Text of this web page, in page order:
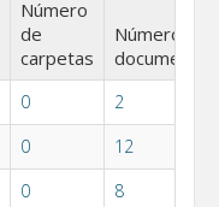
Número
de
carpetas
Número de
documentos
0
2
0
12
0
8